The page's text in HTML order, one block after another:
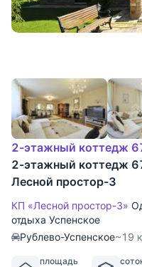
2-этажный коттедж
2-этажный коттедж
Лесной простор-3
КП «Лесной простор-3»
отдыха Успенское
Рублево-Успенское~19
площадь